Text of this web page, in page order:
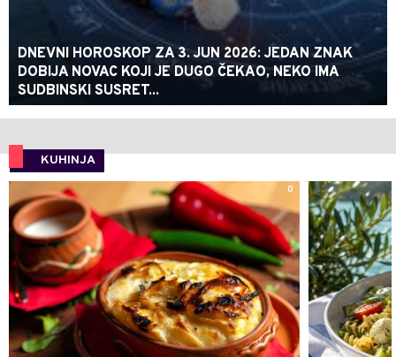
DNEVNI HOROSKOP ZA 3. JUN 2026: JEDAN ZNAK
DOBIJA NOVAC KOJI JE DUGO ČEKAO, NEKO IMA
SUDBINSKI SUSRET...
KUHINJA
0